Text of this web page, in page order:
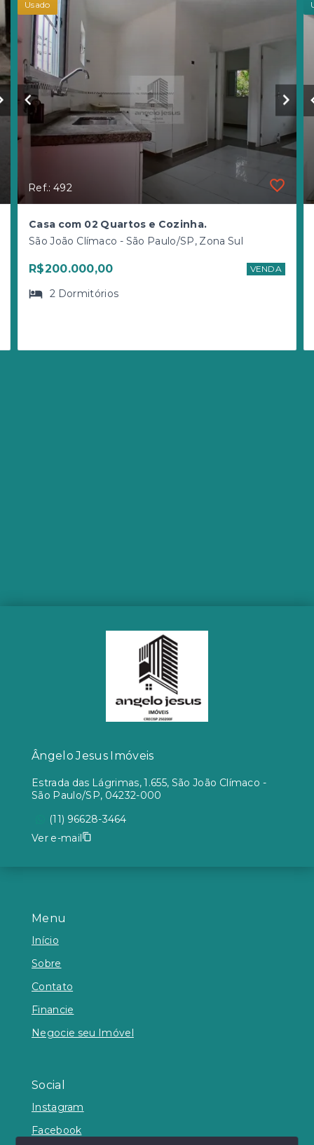
Usado
Ref.: 492
Casa com 02 Quartos e Cozinha.
São João Clímaco - São Paulo/SP, Zona Sul
R$200.000,00 VENDA
2 Dormitórios
Menu
Início
Sobre
Contato
Financie
Negocie seu Imóvel
Social
Instagram
Facebook
Ângelo Jesus Imóveis
Estrada das Lágrimas, 1.655, São João Clímaco -
São Paulo/SP, 04232-000
(11) 96628-3464
Ver e-mail